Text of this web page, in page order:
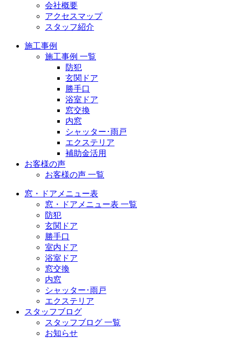
会社概要
アクセスマップ
スタッフ紹介
施工事例
施工事例 一覧
防犯
玄関ドア
勝手口
浴室ドア
窓交換
内窓
シャッター･雨戸
エクステリア
補助金活用
お客様の声
お客様の声 一覧
窓・ドアメニュー表
窓・ドアメニュー表 一覧
防犯
玄関ドア
勝手口
室内ドア
浴室ドア
窓交換
内窓
シャッター･雨戸
エクステリア
スタッフブログ
スタッフブログ 一覧
お知らせ